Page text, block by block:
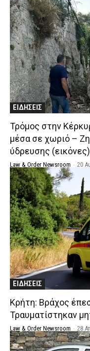
ΕΙΔΗΣΕΙΣ
Τρόμος στην
μέσα σε χωριό –
ύδρευσης (εικόνες)
Law & Order Newsroom - 20
ΕΙΔΗΣΕΙΣ
Κρήτη: Βράχος
Τραυματίστηκαν
Law & Order Newsroom - 28